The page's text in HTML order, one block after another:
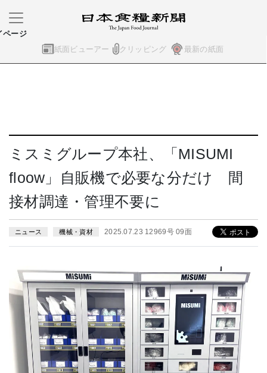
紙面ビューアー クリッピング 最新の紙面
ページ
ミスミグループ本社、「MISUMI
floow」自販機で必要な分だけ 間
接材調達・管理不要に
ニュース 機械・資材 2025.07.23 12969号 09面